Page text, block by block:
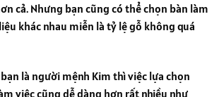
cả. Nhưng bạn cũng có thể chọn bàn làm
khác nhau miễn là tỷ lệ gỗ không quá
là người mệnh Kim thì việc lựa chọn
việc cũng dễ dàng hơn rất nhiều như